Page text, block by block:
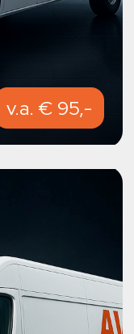
v.a. € 95,-